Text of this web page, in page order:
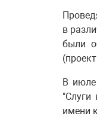
в
были
В июле
"Слуги
имени